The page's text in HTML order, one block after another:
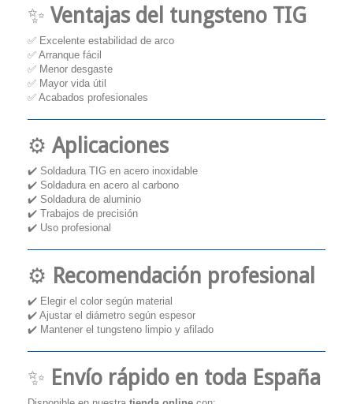
✨ Ventajas del tungsteno TIG
✅ Excelente estabilidad de arco
✅ Arranque fácil
✅ Menor desgaste
✅ Mayor vida útil
✅ Acabados profesionales
⚙️ Aplicaciones
✔️ Soldadura TIG en acero inoxidable
✔️ Soldadura en acero al carbono
✔️ Soldadura de aluminio
✔️ Trabajos de precisión
✔️ Uso profesional
⚙️ Recomendación profesional
✔️ Elegir el color según material
✔️ Ajustar el diámetro según espesor
✔️ Mantener el tungsteno limpio y afilado
✨ Envío rápido en toda España